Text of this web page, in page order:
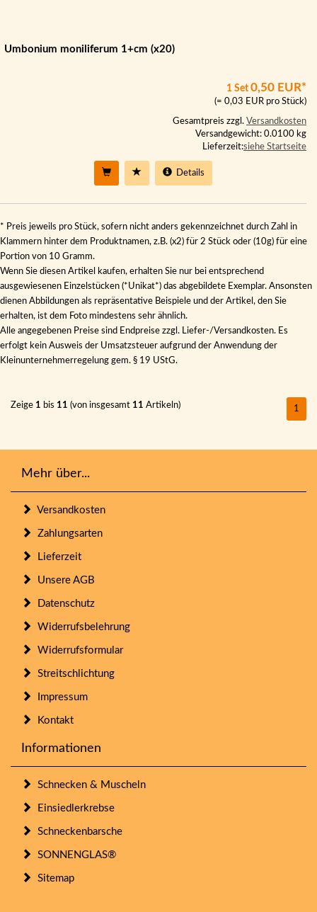
Umbonium moniliferum 1+cm (x20)
1 Set 0,50 EUR*
(= 0,03 EUR pro Stück)
Gesamtpreis zzgl. Versandkosten
Versandgewicht: 0.0100 kg
Lieferzeit:siehe Startseite
Details
* Preis jeweils pro Stück, sofern nicht anders gekennzeichnet durch Zahl in
Klammern hinter dem Produktnamen, z.B. (x2) für 2 Stück oder (10g) für eine
Portion von 10 Gramm.
Wenn Sie diesen Artikel kaufen, erhalten Sie nur bei entsprechend
ausgewiesenen Einzelstücken (*Unikat*) das abgebildete Exemplar. Ansonsten
dienen Abbildungen als repräsentative Beispiele und der Artikel, den Sie
erhalten, ist dem Foto mindestens sehr ähnlich.
Alle angegebenen Preise sind Endpreise zzgl. Liefer-/Versandkosten. Es
erfolgt kein Ausweis der Umsatzsteuer aufgrund der Anwendung der
Kleinunternehmerregelung gem. § 19 UStG.
Zeige 1 bis 11 (von insgesamt 11 Artikeln) 1
Mehr über...
Versandkosten
Zahlungsarten
Lieferzeit
Unsere AGB
Datenschutz
Widerrufsbelehrung
Widerrufsformular
Streitschlichtung
Impressum
Kontakt
Informationen
Schnecken & Muscheln
Einsiedlerkrebse
Schneckenbarsche
SONNENGLAS®
Sitemap